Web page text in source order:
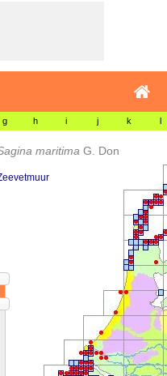
g h i j k l
maritima G. Don